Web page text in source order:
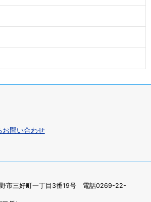
お問い合わせ
市三好町一丁目3番19号 電話0269-22-